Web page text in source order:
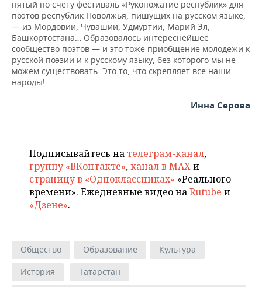
пятый по счету фестиваль «Рукопожатие республик» для
поэтов республик Поволжья, пишущих на русском языке,
— из Мордовии, Чувашии, Удмуртии, Марий Эл,
Башкортостана… Образовалось интереснейшее
сообщество поэтов — и это тоже приобщение молодежи к
русской поэзии и к русскому языку, без которого мы не
можем существовать. Это то, что скрепляет все наши
народы!
Инна Серова
Подписывайтесь на телеграм-канал,
группу «ВКонтакте»,канал в MAXи
страницу в «Одноклассниках» «Реального
времени». Ежедневные видео наRutube и
«Дзене».
Общество Образование
Культура
История
Татарстан